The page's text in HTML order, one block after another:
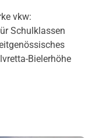
vkw:
Schulklassen
Bielerhöhe